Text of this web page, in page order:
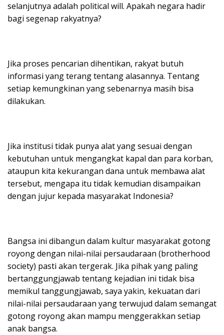
selanjutnya adalah political will. Apakah negara hadir
bagi segenap rakyatnya?
Jika proses pencarian dihentikan, rakyat butuh
informasi yang terang tentang alasannya. Tentang
setiap kemungkinan yang sebenarnya masih bisa
dilakukan.
Jika institusi tidak punya alat yang sesuai dengan
kebutuhan untuk mengangkat kapal dan para korban,
ataupun kita kekurangan dana untuk membawa alat
tersebut, mengapa itu tidak kemudian disampaikan
dengan jujur kepada masyarakat Indonesia?
Bangsa ini dibangun dalam kultur masyarakat gotong
royong dengan nilai-nilai persaudaraan (brotherhood
society) pasti akan tergerak. Jika pihak yang paling
bertanggungjawab tentang kejadian ini tidak bisa
memikul tanggungjawab, saya yakin, kekuatan dari
nilai-nilai persaudaraan yang terwujud dalam semangat
gotong royong akan mampu menggerakkan setiap
anak bangsa.